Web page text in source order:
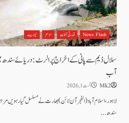
News Flash قدرتی آفات موسم نیوز بیٹ
سلال ڈیم سے پانی کے اخراج پر الرٹ: دریائے
آب
Mk2 اگست 1, 2026
لاہور، اسلام آباد(الفجر آن لائن)بھارت نے مسلسل گیارہویں
سندھ...